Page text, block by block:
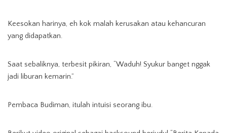
Keesokan harinya, eh kok malah kerusakan atau kehancuran
yang didapatkan.
Saat sebaliknya, terbesit pikiran, “Waduh! Syukur banget nggak
jadi liburan kemarin.”
Pembaca Budiman, itulah intuisi seorang ibu.